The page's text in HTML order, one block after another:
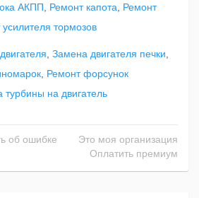
АКПП Ремонт капота
Ремонт
тормозов
Замена двигателя печки
Ремонт форсунок
турбины на двигатель
об ошибке
Это моя организация
Оплатить премиум